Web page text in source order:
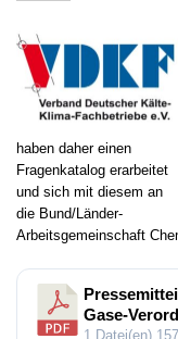
haben daher einen
Fragenkatalog erarbeitet
und sich mit diesem an
die Bund/Länder-
Arbeitsgemeinschaft
Gase-
1 Datei(en)